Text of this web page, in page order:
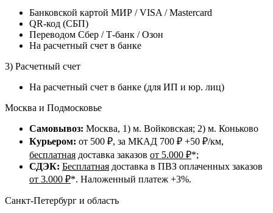
Банковской картой МИР / VISA / Mastercard
QR-код (СБП)
Переводом Сбер / Т-банк / Озон
На расчетный счет в банке
3) Расчетный счет
На расчетный счет в банке (для ИП и юр. лиц)
Москва и Подмосковье
Самовывоз: Москва, 1) м. Войковская; 2) м. Коньково
Курьером: от 500 ₽, за МКАД 700 ₽ +50 ₽/км,
бесплатная доставка заказов от 5.000 ₽*;
СДЭК: Бесплатная доставка в ПВЗ оплаченных заказов
от 3.000 ₽*. Наложенный платеж +3%.
Санкт-Петербург и область